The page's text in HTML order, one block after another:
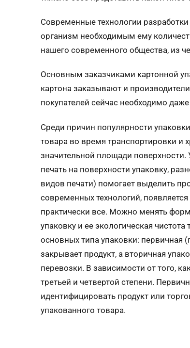
Современные технологии
организм необходимым ему
нашего современного общества, из
Основным заказчиками картонной
картона заказывают и
покупателей сейчас необходимо
Среди причин популярности
товара во время транспортировки и
значительной площади
печать на поверхности упаковку,
видов печати) помогает выделить
современных технологий,
практически все. Можно менять
упаковку и ее экологическая
основных типа упаковки: первичная
закрывает продукт, а вторичная
перевозки. В зависимости от того,
третьей и четвертой степени.
идентифицировать продукт или
упакованного товара.